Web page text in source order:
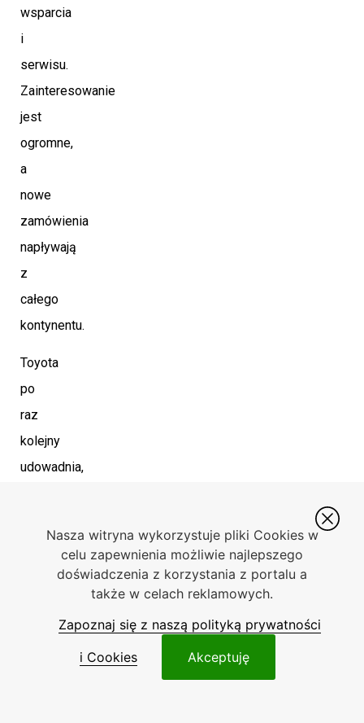
wsparcia
i
serwisu.
Zainteresowanie
jest
ogromne,
a
nowe
zamówienia
napływają
z
całego
kontynentu.
Toyota
po
raz
kolejny
udowadnia,
zamierza
zwalniać
Nasza witryna wykorzystuje pliki Cookies w
celu zapewnienia możliwie najlepszego
doświadczenia z korzystania z portalu a
także w celach reklamowych.
Zapoznaj się z naszą polityką prywatności
i Cookies
Akceptuję